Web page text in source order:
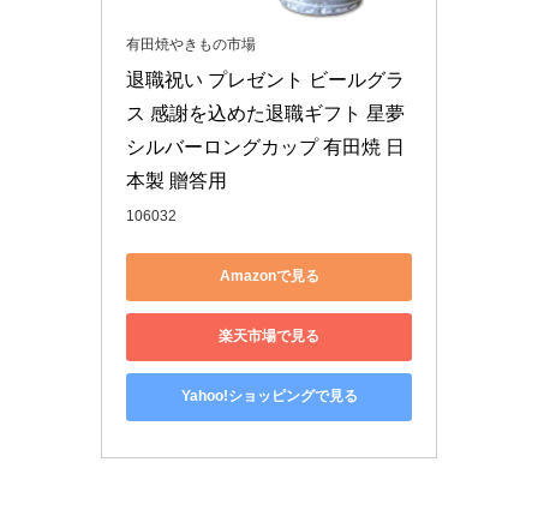
有田焼やきもの市場
退職祝い プレゼント ビールグラ
ス 感謝を込めた退職ギフト 星夢
シルバーロングカップ 有田焼 日
本製 贈答用
106032
Amazonで見る
楽天市場で見る
Yahoo!ショッピングで見る